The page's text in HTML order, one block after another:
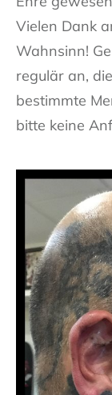
Vielen Dank
Wahnsinn!
regulär an,
bestimmte
bitte keine